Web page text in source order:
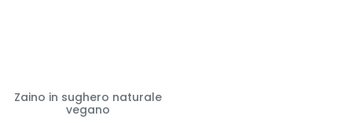
Zaino in sughero naturale
vegano